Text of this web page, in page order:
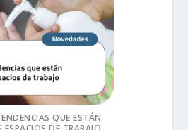
QUE ESTÁN